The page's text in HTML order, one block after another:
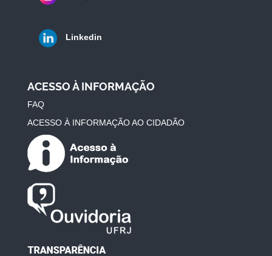
Linkedin
ACESSO À INFORMAÇÃO
FAQ
ACESSO À INFORMAÇÃO AO CIDADÃO